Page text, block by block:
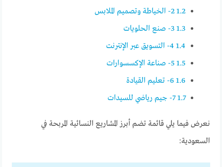
1.2 2- الخياطة وتصميم الملابس
1.3 3- صنع الحلويات
1.4 4- التسويق عبر الإنترنت
1.5 5- صناعة الإكسسوارات
1.6 6- تعليم القيادة
1.77- جيم رياضي للسيدات
نعرض فيما يلي قائمة تضم أبرز المشاريع النسائية المربحة في
السعودية: